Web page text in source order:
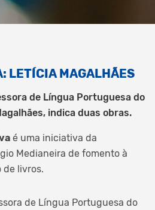
LETÍCIA MAGALHÃES
de Língua Portuguesa do
indica duas obras.
é uma iniciativa da
Medianeira de fomento à
de livros.
de Língua Portuguesa do